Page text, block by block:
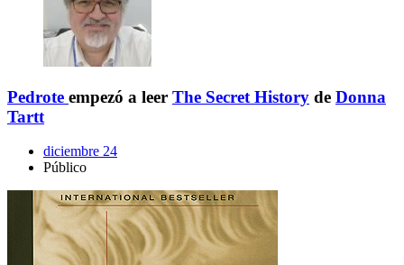
Pedrote empezó a leer The Secret History de Donna
Tartt
diciembre 24
Público